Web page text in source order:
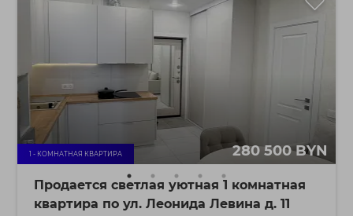
1 - КОМНАТНАЯ КВАРТИРА 280 500 BYN
Продается светлая уютная 1 комнатная
квартира по ул. Леонида Левина д. 11